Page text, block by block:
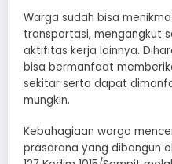
Warga sudah bisa
transportasi, mengangkut
aktifitas kerja lainnya.
bisa bermanfaat
sekitar serta dapat
mungkin.
Kebahagiaan warga
prasarana yang dibangun